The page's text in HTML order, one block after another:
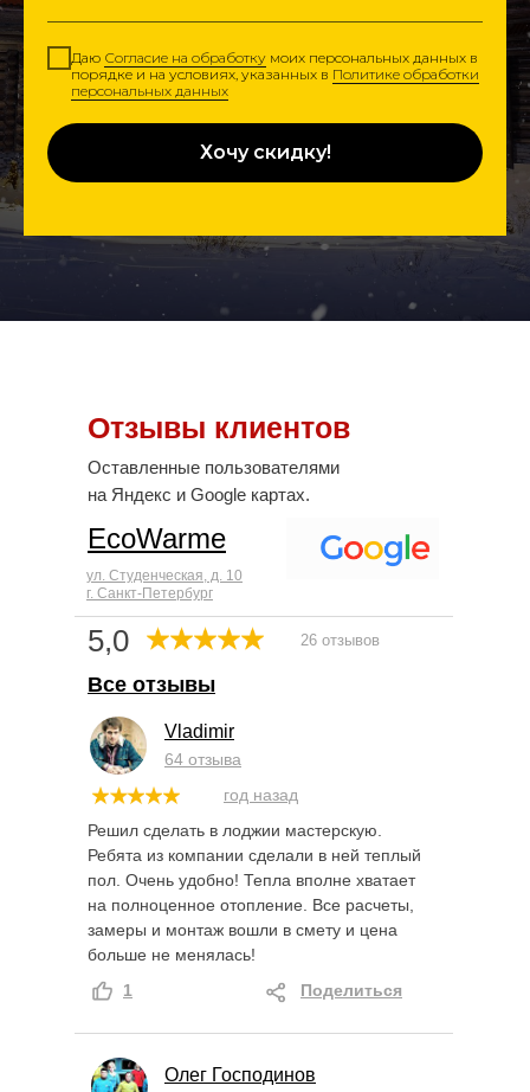
Даю Согласие на обработку моих персональных данных в
порядке и на условиях, указанных в Политике обработки
персональных данных
Хочу скидку!
Отзывы клиентов
Оставленные пользователями
на Яндекс и Google картах.
5,0 26 отзывов
ул. Студенческая, д. 10
г. Санкт-Петербург
EcoWarme
год назад
Vladimir
64 отзыва
Все отзывы
Решил сделать в лоджии мастерскую.
Ребята из компании сделали в ней теплый
пол. Очень удобно! Тепла вполне хватает
на полноценное отопление. Все расчеты,
замеры и монтаж вошли в смету и цена
больше не менялась!
1
Поделиться
Олег Господинов